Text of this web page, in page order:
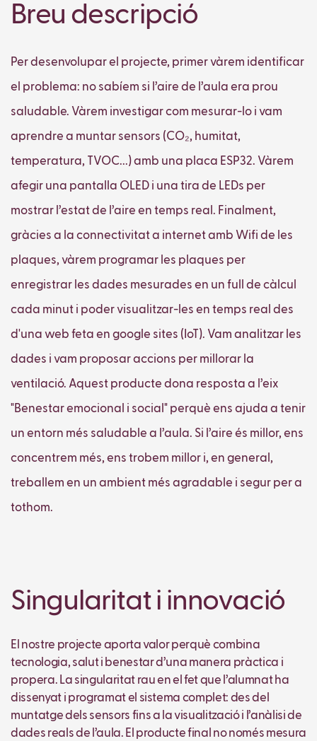
Breu descripció
Per desenvolupar el projecte, primer vàrem identificar
el problema: no sabíem si l’aire de l’aula era prou
saludable. Vàrem investigar com mesurar-lo i vam
aprendre a muntar sensors (CO₂, humitat,
temperatura, TVOC...) amb una placa ESP32. Vàrem
afegir una pantalla OLED i una tira de LEDs per
mostrar l’estat de l’aire en temps real. Finalment,
gràcies a la connectivitat a internet amb Wifi de les
plaques, vàrem programar les plaques per
enregistrar les dades mesurades en un full de càlcul
cada minut i poder visualitzar-les en temps real des
d'una web feta en google sites (IoT). Vam analitzar les
dades i vam proposar accions per millorar la
ventilació. Aquest producte dona resposta a l’eix
"Benestar emocional i social" perquè ens ajuda a tenir
un entorn més saludable a l’aula. Si l’aire és millor, ens
concentrem més, ens trobem millor i, en general,
treballem en un ambient més agradable i segur per a
tothom.
Singularitat i innovació
El nostre projecte aporta valor perquè combina
tecnologia, salut i benestar d’una manera pràctica i
propera. La singularitat rau en el fet que l’alumnat ha
dissenyat i programat el sistema complet: des del
muntatge dels sensors fins a la visualització i l’anàlisi de
dades reals de l’aula. El producte final no només mesura